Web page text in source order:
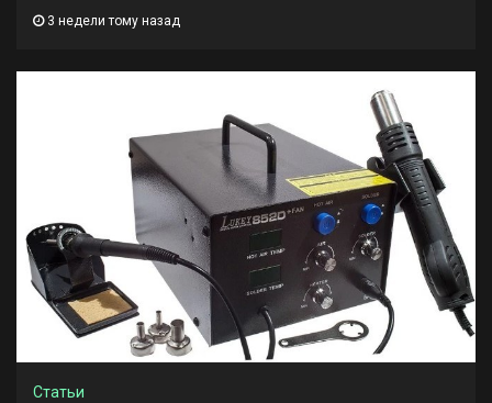
3 недели тому назад
Статьи